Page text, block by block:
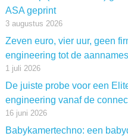
ASA geprint
3 augustus 2026
Zeven euro, vier uur, geen
engineering tot de
1 juli 2026
De juiste probe voor een
engineering vanaf de
16 juni 2026
Babykamertechno: een